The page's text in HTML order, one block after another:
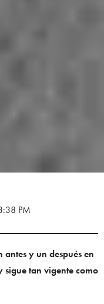
PM
y un después en
tan vigente como